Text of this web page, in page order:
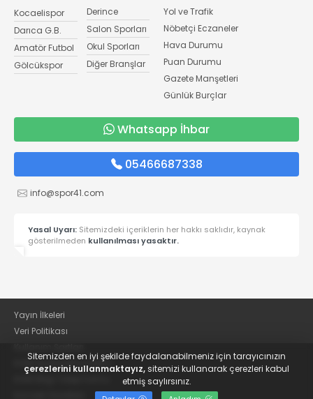
Kocaelispor
Darıca G.B.
Amatör Futbol
Gölcükspor
Derince
Salon Sporları
Okul Sporları
Diğer Branşlar
Yol ve Trafik
Nöbetçi Eczaneler
Hava Durumu
Puan Durumu
Gazete Manşetleri
Günlük Burçlar
Whatsapp İhbar
05466687338
info@spor41.com
Yasal Uyarı: Sitemizdeki içeriklerin her hakkı saklıdır, kaynak
gösterilmeden kullanılması yasaktır.
Yayın İlkeleri
Veri Politikası
KVKK Aydınlatma Metni
Sitemizden en iyi şekilde faydalanabilmeniz için tarayıcınızın
çerezlerini kullanmaktayız,sitemizi kullanarak çerezleri kabul
etmiş saylırsınız.